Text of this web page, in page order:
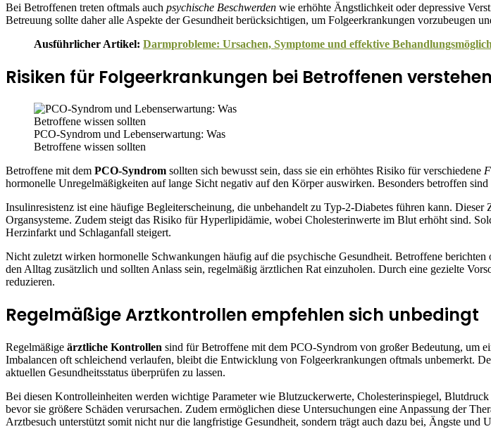
Bei Betroffenen treten oftmals auch psychische Beschwerden wie erhöhte Ängstlichkeit oder depressive
Betreuung sollte daher alle Aspekte der Gesundheit berücksichtigen, um Folgeerkrankungen vorzubeugen
Ausführlicher Artikel: Darmprobleme: Ursachen, Symptome und effektive
Risiken für Folgeerkrankungen bei Betroffenen verstehen
PCO-Syndrom und Lebenserwartung: Was
Betroffene wissen sollten
Betroffene mit dem PCO-Syndrom sollten sich bewusst sein, dass sie ein erhöhtes Risiko für verschiedene
hormonelle Unregelmäßigkeiten auf lange Sicht negativ auf den Körper auswirken. Besonders betroffen sind
Insulinresistenz ist eine häufige Begleiterscheinung, die unbehandelt zu Typ-2-Diabetes führen kann.
Organsysteme. Zudem steigt das Risiko für Hyperlipidämie, wobei Cholesterinwerte im Blut erhöht sind.
Herzinfarkt und Schlaganfall steigert.
Nicht zuletzt wirken hormonelle Schwankungen häufig auf die psychische Gesundheit. Betroffene
den Alltag zusätzlich und sollten Anlass sein, regelmäßig ärztlichen Rat einzuholen. Durch eine gezielte
reduzieren.
Regelmäßige Arztkontrollen empfehlen sich unbedingt
Regelmäßige ärztliche Kontrollen sind für Betroffene mit dem PCO-Syndrom von großer Bedeutung, um
Imbalancen oft schleichend verlaufen, bleibt die Entwicklung von Folgeerkrankungen oftmals unbemerkt.
aktuellen Gesundheitsstatus überprüfen zu lassen.
Bei diesen Kontrolleinheiten werden wichtige Parameter wie Blutzuckerwerte, Cholesterinspiegel,
bevor sie größere Schäden verursachen. Zudem ermöglichen diese Untersuchungen eine Anpassung der
Arztbesuch unterstützt somit nicht nur die langfristige Gesundheit, sondern trägt auch dazu bei, Ängste und